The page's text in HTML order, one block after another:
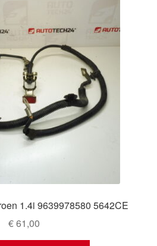
1.4i 9639978580 5642CE
€61,00